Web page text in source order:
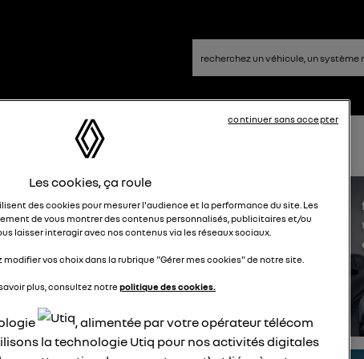
fonctionne par intermittence
Les cookies, ça roule
des cookies pour mesurer l'audience et la performance du site. Les
de vous montrer des contenus personnalisés, publicitaires et/ou
laisser interagir avec nos contenus via les réseaux sociaux.
vos choix dans la rubrique "Gérer mes cookies" de notre site.
plus, consultez notrepolitique des cookies.
, alimentée par votre opérateur télécom
la technologie Utiq pour nos activités digitales
continuer sans accepter